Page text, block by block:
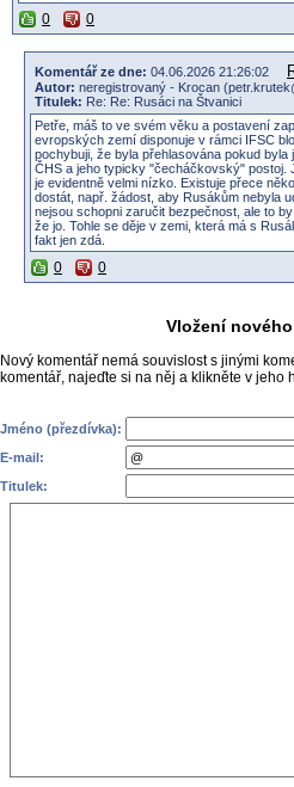
0 0
Komentář ze dne: 04.06.2026 21:26:02
Autor: neregistrovaný - Krocan
Titulek: Re: Re: Rusáci na Štvanici
Petře, máš to ve svém věku a postavení
evropských zemí disponuje v rámci IFSC
pochybuji, že byla přehlasována pokud byla
ČHS a jeho typicky "čecháčkovský" postoj.
je evidentně velmi nízko. Existuje přece
dostát, např. žádost, aby Rusákům nebyla
nejsou schopni zaručit bezpečnost, ale to
že jo. Tohle se děje v zemi, která má s
fakt jen zdá.
0 0
Vložení
Nový komentář nemá souvislost s jinými
komentář, najeďte si na něj a klikněte v jeho
Jméno (přezdívka):
E-mail:
Titulek: